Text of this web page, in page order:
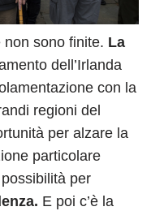
sono finite. La
dell’Irlanda
con la
regioni del
per alzare la
particolare
per
E poi c’è la